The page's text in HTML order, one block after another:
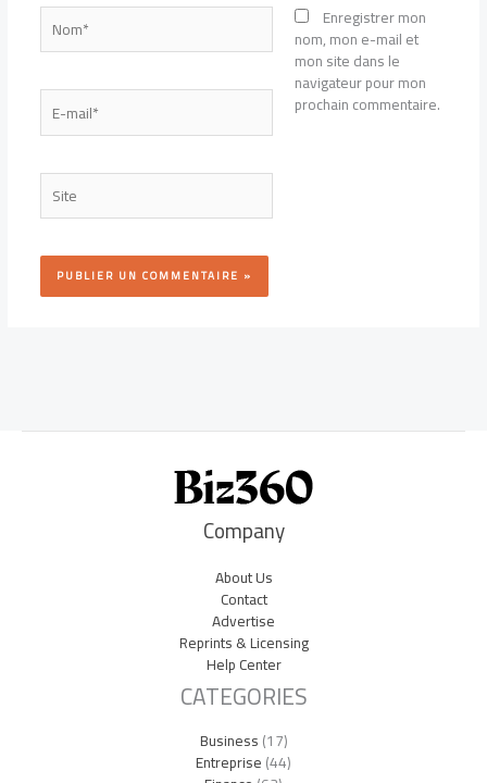
Nom*
E-
mail*
Site
Enregistrer mon
nom, mon e-mail et
mon site dans le
navigateur pour mon
prochain commentaire.
Company
About Us
Contact
Advertise
Reprints & Licensing
Help Center
CATEGORIES
Business(17)
Entreprise(44)